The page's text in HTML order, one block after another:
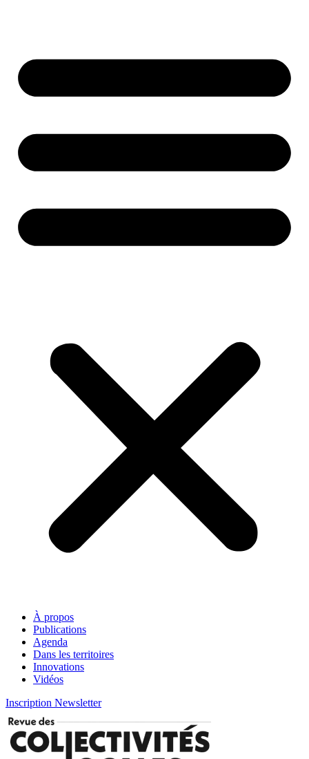
À propos
Publications
Agenda
Dans les territoires
Innovations
Vidéos
Inscription Newsletter